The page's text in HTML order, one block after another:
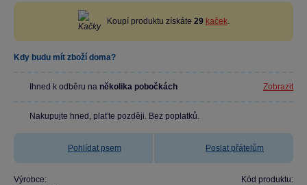
Koupí produktu získáte 29 kaček.
Kdy budu mít zboží doma?
Ihned k odběru na několika pobočkách Zobrazit
Nakupujte hned, plaťte později. Bez poplatků.
Pohlídat psem Poslat přátelům
Výrobce:
Kód produktu: